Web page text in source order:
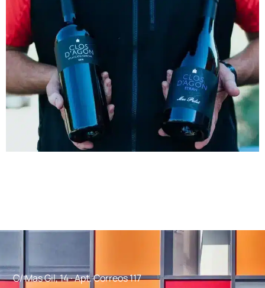
C/ Mas Gil, 14 · Apt. Correos 117